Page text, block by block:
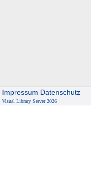
Impressum Datenschutz
Visual Library Server 2026